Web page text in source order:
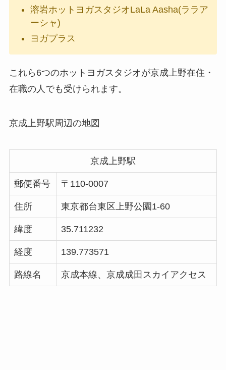
溶岩ホットヨガスタジオLaLa Aasha(ララア
ーシャ)
ヨガプラス
これら6つのホットヨガスタジオが京成上野在住・
在職の人でも受けられます。
京成上野駅周辺の地図
京成上野駅
郵便番号 〒110-0007
住所 東京都台東区上野公園1-60
緯度 35.711232
経度 139.773571
路線名 京成本線、京成成田スカイアクセス